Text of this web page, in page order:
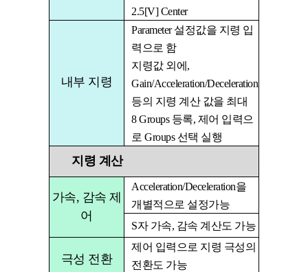
2.5[V] Center
내부 지령
Parameter설정값을 지령 입
력으로 함
지령값 외에 ,
Gain/Acceleration/Deceleration
등의 지령 계산 값을 최대
8 Groups 등록, 제어 입력으
로 Groups 선택 실행
지령 계산
가속, 감속 제
어
Acceleration/Deceleration을
개별적으로 설정가능
S자 가속, 감속 계산도 가능
극성 전환
제어 입력으로 지령 극성의
전환도 가능